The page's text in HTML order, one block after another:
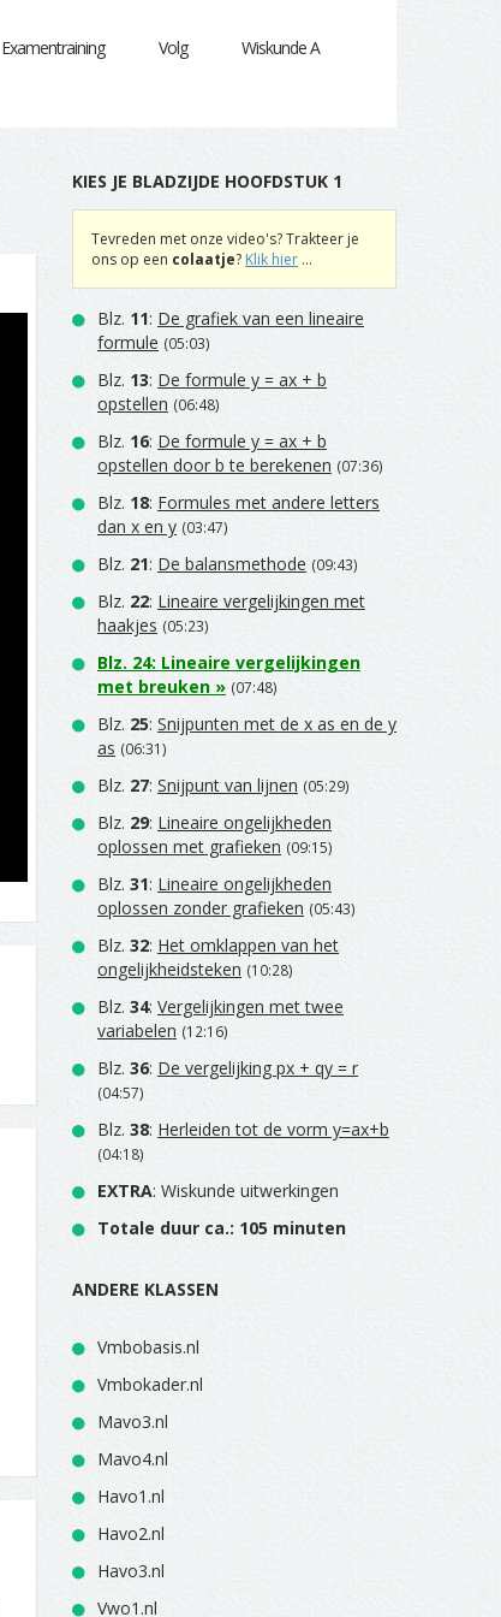
Examentraining Volg Wiskunde A
KIES JE BLADZIJDE HOOFDSTUK 1
Tevreden met onze video's? Trakteer je
ons op een colaatje? Klik hier ...
Blz. 11: De grafiek van een lineaire
formule (05:03)
Blz. 13: De formule y = ax + b
opstellen (06:48)
Blz. 16: De formule y = ax + b
opstellen door b te berekenen (07:36)
Blz. 18: Formules met andere letters
dan x en y (03:47)
Blz. 21: De balansmethode (09:43)
Blz. 22: Lineaire vergelijkingen met
haakjes (05:23)
Blz. 24: Lineaire vergelijkingen
met breuken » (07:48)
Blz. 25: Snijpunten met de x as en de y
as (06:31)
Blz. 27: Snijpunt van lijnen (05:29)
Blz. 29: Lineaire ongelijkheden
oplossen met grafieken (09:15)
Blz. 31: Lineaire ongelijkheden
oplossen zonder grafieken (05:43)
Blz. 32: Het omklappen van het
ongelijkheidsteken (10:28)
Blz. 34: Vergelijkingen met twee
variabelen (12:16)
Blz. 36: De vergelijking px + qy = r
(04:57)
Blz. 38: Herleiden tot de vorm y=ax+b
(04:18)
EXTRA: Wiskunde uitwerkingen
Totale duur ca.: 105 minuten
ANDERE KLASSEN
Vmbobasis.nl
Vmbokader.nl
Mavo3.nl
Mavo4.nl
Havo1.nl
Havo2.nl
Havo3.nl
Vwo1.nl